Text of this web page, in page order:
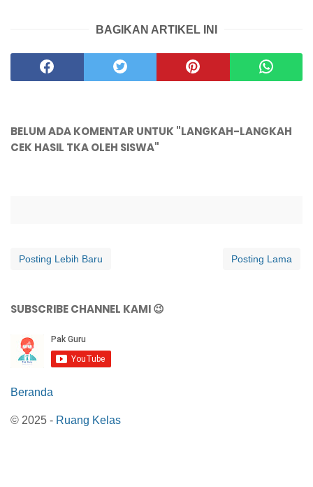
BAGIKAN ARTIKEL INI
BELUM ADA KOMENTAR UNTUK "LANGKAH-LANGKAH
CEK HASIL TKA OLEH SISWA"
Posting Lebih Baru Posting Lama
SUBSCRIBE CHANNEL KAMI 😉
Beranda
© 2025 - Ruang Kelas